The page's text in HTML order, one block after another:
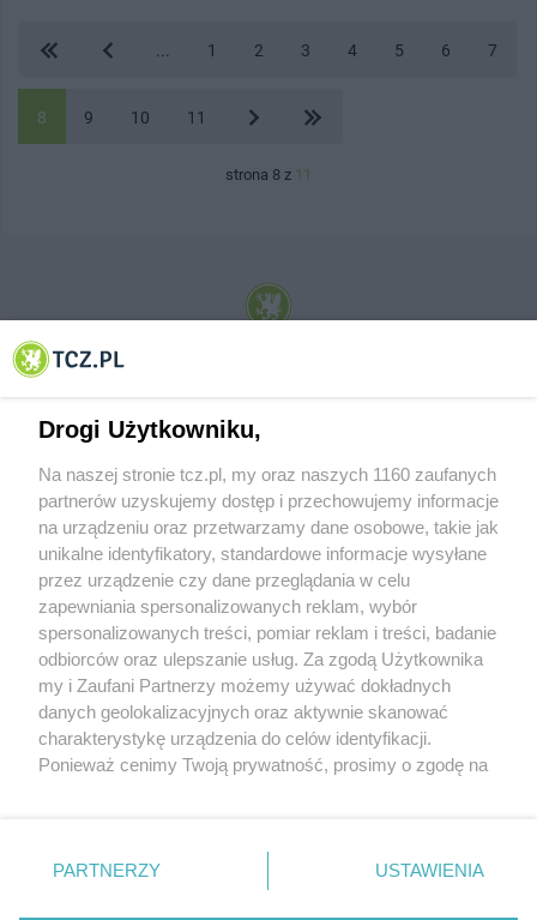
1 2 3 4 5 6 7
8 9 10 11
strona 8 z 11
© 2001-2026 Tczew - TCZ.PL Sp. z o.o. Internetowy Serwis Informacyjny Miasta
O FIRMIE POLITYKA PRYWATNOŚCI HOSTING
REKLAMA WSPÓŁPRACA RSS FACEBOOK KONTAKT
Nasze serwisy
Aktualności
Tcz24
Historia miasta
Muzyka i kultura
Archiwum wydarzeń
Zdjęcia miasta
Drogi Użytkowniku,
Na naszej stronie tcz.pl, my oraz naszych 1160 zaufanych
partnerów uzyskujemy dostęp i przechowujemy informacje
na urządzeniu oraz przetwarzamy dane osobowe, takie jak
unikalne identyfikatory, standardowe informacje wysyłane
przez urządzenie czy dane przeglądania w celu
zapewniania spersonalizowanych reklam, wybór
spersonalizowanych treści, pomiar reklam i treści, badanie
odbiorców oraz ulepszanie usług. Za zgodą Użytkownika
my i Zaufani Partnerzy możemy używać dokładnych
danych geolokalizacyjnych oraz aktywnie skanować
charakterystykę urządzenia do celów identyfikacji.
Ponieważ cenimy Twoją prywatność, prosimy o zgodę na
znajdujący się w lewym dolnym rogu strony
. Niektóre
PARTNERZY USTAWIENIA